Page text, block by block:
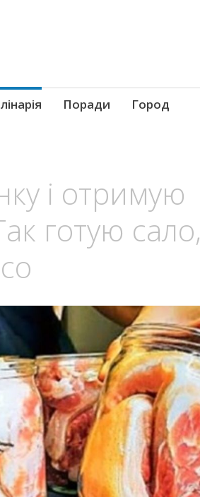
Поради Город
і отримую
готую сало,